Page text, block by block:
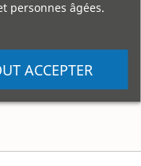
personnes âgées.
ACCEPTER